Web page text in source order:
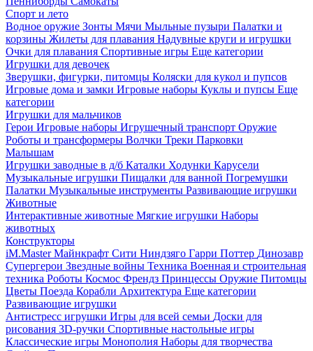
Спорт и лето
Водное оружие Зонты Мячи Мыльные пузыри Палатки и
корзины Жилеты для плавания Надувные круги и игрушки
Очки для плавания Спортивные игры Еще категории
Игрушки для девочек
Зверушки, фигурки, питомцы Коляски для кукол и пупсов
Игровые дома и замки Игровые наборы Куклы и пупсы Еще
категории
Игрушки для мальчиков
Герои Игровые наборы Игрушечный транспорт Оружие
Роботы и трансформеры Волчки Треки Парковки
Малышам
Игрушки заводные в д/б Каталки Ходунки Карусели
Музыкальные игрушки Пищалки для ванной Погремушки
Палатки Музыкальные инструменты Развивающие игрушки
Животные
Интерактивные животные Мягкие игрушки Наборы
животных
Конструкторы
iM.Master Майнкрафт Сити Ниндзяго Гарри Поттер Динозавр
Супергерои Звездные войны Техника Военная и строительная
техника Роботы Космос Френдз Принцессы Оружие Питомцы
Цветы Поезда Корабли Архитектура Еще категории
Развивающие игрушки
Антистресс игрушки Игры для всей семьи Доски для
рисования 3D-ручки Спортивные настольные игры
Классические игры Монополия Наборы для творчества